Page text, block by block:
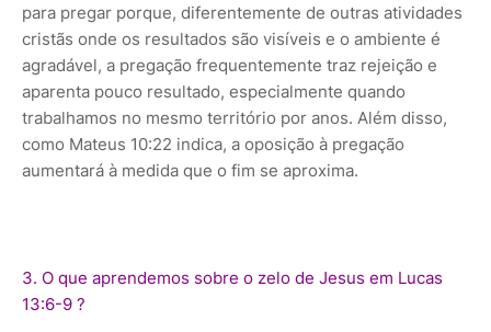
para pregar porque, diferentemente de outras atividades
cristãs onde os resultados são visíveis e o ambiente é
agradável, a pregação frequentemente traz rejeição e
aparenta pouco resultado, especialmente quando
trabalhamos no mesmo território por anos. Além disso,
como Mateus 10:22 indica, a oposição à pregação
aumentará à medida que o fim se aproxima.
3. O que aprendemos sobre o zelo de Jesus em Lucas
13:6-9 ?